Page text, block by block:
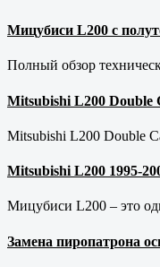
Мицубиси L200 с
Полный обзор
Mitsubishi L200 Double
Mitsubishi L200 Double
Mitsubishi L200 1995-
Мицубиси L200 – это
Замена пиропатрона